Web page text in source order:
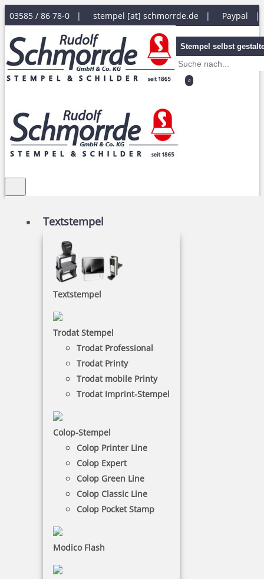
03585 / 86 78-0 | stempel [at] schmorrde.de | Paypal
Stempel selbst
0
Textstempel
Textstempel
Trodat Stempel
Trodat Professional
Trodat Printy
Trodat mobile Printy
Trodat Imprint-Stempel
Colop-Stempel
Colop Printer Line
Colop Expert
Colop Green Line
Colop Classic Line
Colop Pocket Stamp
Modico Flash
Zahlungsbedingungen
Als Zahlarten stehen Ihnen Kauf auf Rechnung
(bonitätsabhängig), Barzahlung bei Abholung im
Ladengeschäft oder Zahlung per Paypal zur Verfügung.
Wir versenden Ihre Bestellung innerhalb Deutschlands
Die Versandpauschale beträgt einschl. Versicherung 5,40
€ brutto innerhalb von Deutschland (weitere
Länderzustellungen gern auf Anfrage).